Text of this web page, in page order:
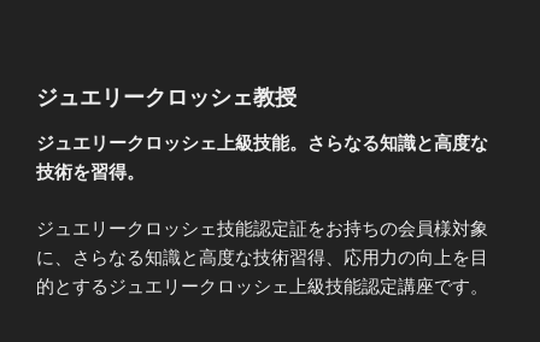
ジュエリークロッシェ教授
ジュエリークロッシェ上級技能。さらなる知識と高度な
技術を習得。
ジュエリークロッシェ技能認定証をお持ちの会員様対象
に、さらなる知識と高度な技術習得、応用力の向上を目
的とするジュエリークロッシェ上級技能認定講座です。